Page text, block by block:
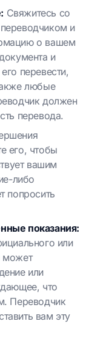
Свяжитесь со
и
о вашем
и
перевести,
любые
должен
перевода.
его, чтобы
вашим
либо
попросить
показания:
или
может
или
что
Переводчик
вам эту